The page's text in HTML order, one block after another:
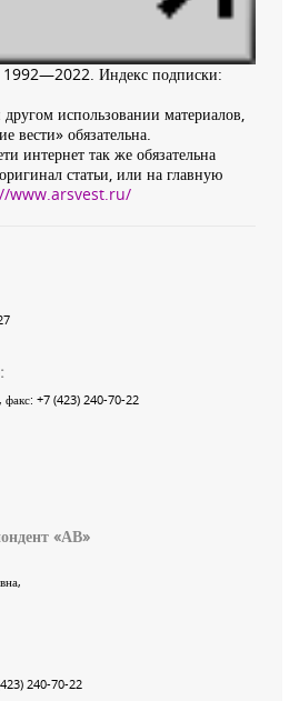
1992—2022. Индекс подписки:
использовании материалов,
вести» обязательна.
интернет так же обязательна
статьи, или на главную
www.arsvest.ru/
, факс: +7 (423) 240-70-22
«АВ»
240-70-22